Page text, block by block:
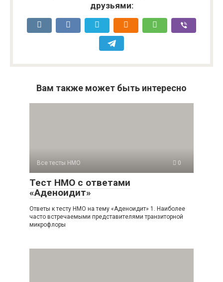
друзьями:
Вам также может быть интересно
Все тесты НМО 0
Тест НМО с ответами
«Аденоидит»
Ответы к тесту НМО на тему «Аденоидит» 1. Наиболее
часто встречаемыми представителями транзиторной
микрофлоры